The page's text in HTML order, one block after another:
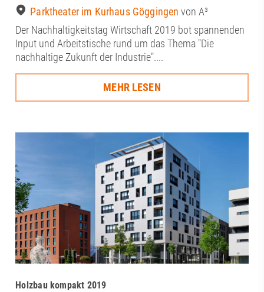
Parktheater im Kurhaus Göggingen von A³
Der Nachhaltigkeitstag Wirtschaft 2019 bot spannenden
Input und Arbeitstische rund um das Thema "Die
nachhaltige Zukunft der Industrie"....
MEHR LESEN
Holzbau kompakt 2019